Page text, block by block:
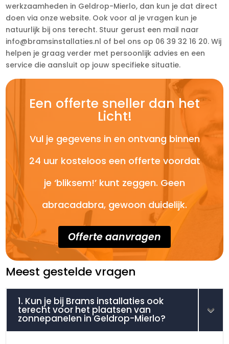
werkzaamheden in Geldrop-Mierlo, dan kun je dat direct
doen via onze website. Ook voor al je vragen kun je
natuurlijk bij ons terecht. Stuur gerust een mail naar
info@bramsinstallaties.nl of bel ons op 06 39 32 16 20. Wij
helpen je graag verder met persoonlijk advies en een
service die aansluit op jouw specifieke situatie.
Een offerte sneller dan het
Licht!
Vul je gegevens in en ontvang binnen
24 uur kosteloos een offerte voordat
je ‘bliksem!’ kunt zeggen. Geen
abracadabra, gewoon duidelijk.
Offerte aanvragen
Meest gestelde vragen
1. Kun je bij Brams installaties ook
terecht voor het plaatsen van
zonnepanelen in Geldrop-Mierlo?